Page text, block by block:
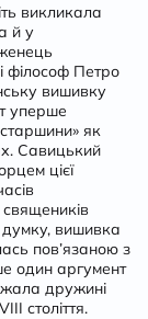
викликала
й у
філософ Петро
вишивку
уперше
старшини» як
Савицький
цієї
вишивка
пов’язаною з
один аргумент
дружині
століття.